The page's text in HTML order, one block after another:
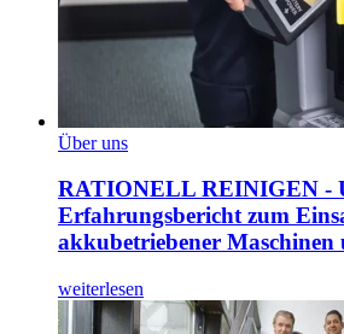
Über uns
RATIONELL REINIGEN -
Erfahrungsbericht zum
akkubetriebener Maschinen
weiterlesen